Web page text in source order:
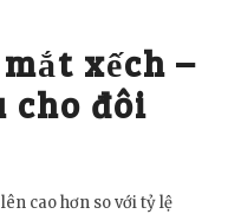
xếch –
cho đôi
cao hơn so với tỷ lệ